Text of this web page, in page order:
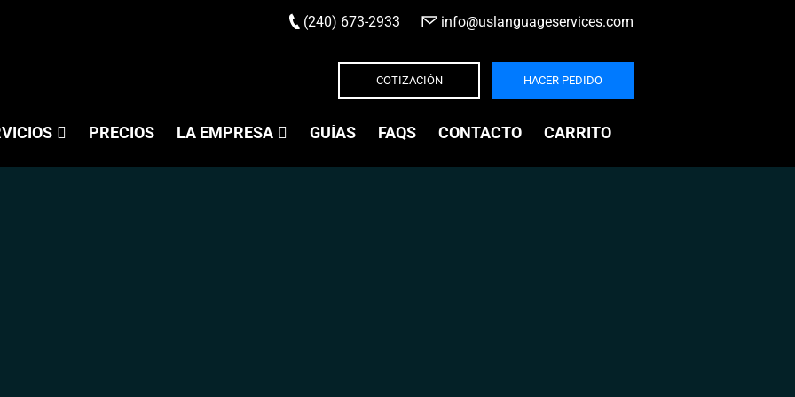
(240) 673-2933 info@uslanguageservices.com
COTIZACIÓN HACER PEDIDO
PRECIOS LA EMPRESA GUÍAS FAQS CONTACTO CARRITO